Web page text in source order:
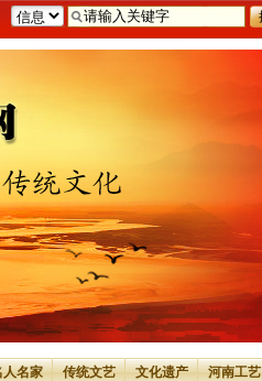
人名家 传统文艺 文化遗产 河南工艺